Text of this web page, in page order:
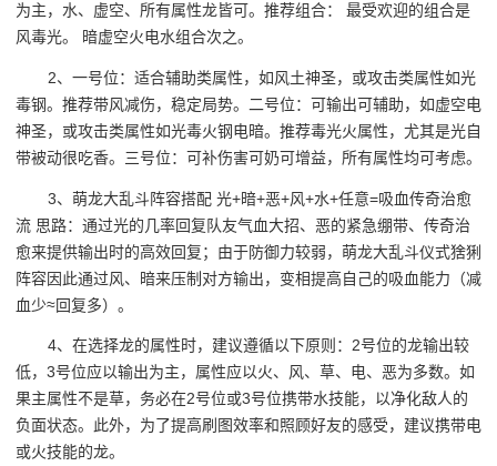
为主，水、虚空、所有属性龙皆可。推荐组合： 最受欢迎的组合是
风毒光。 暗虚空火电水组合次之。
2、一号位：适合辅助类属性，如风土神圣，或攻击类属性如光
毒钢。推荐带风减伤，稳定局势。二号位：可输出可辅助，如虚空电
神圣，或攻击类属性如光毒火钢电暗。推荐毒光火属性，尤其是光自
带被动很吃香。三号位：可补伤害可奶可增益，所有属性均可考虑。
3、萌龙大乱斗阵容搭配 光+暗+恶+风+水+任意=吸血传奇治愈
流 思路：通过光的几率回复队友气血大招、恶的紧急绷带、传奇治
愈来提供输出时的高效回复；由于防御力较弱，萌龙大乱斗仪式猞猁
阵容因此通过风、暗来压制对方输出，变相提高自己的吸血能力（减
血少≈回复多）。
4、在选择龙的属性时，建议遵循以下原则：2号位的龙输出较
低，3号位应以输出为主，属性应以火、风、草、电、恶为多数。如
果主属性不是草，务必在2号位或3号位携带水技能，以净化敌人的
负面状态。此外，为了提高刷图效率和照顾好友的感受，建议携带电
或火技能的龙。